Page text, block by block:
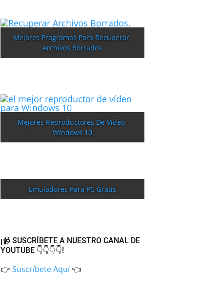
Mejores Programas Para Recuperar
Archivos Borrados
Mejores Reproductores De Vídeo
Windows 10
Emuladores Para PC Gratis
¡📹 SUSCRÍBETE A NUESTRO CANAL DE
YOUTUBE 👇👇👇👇!
👉 Suscríbete Aquí👈